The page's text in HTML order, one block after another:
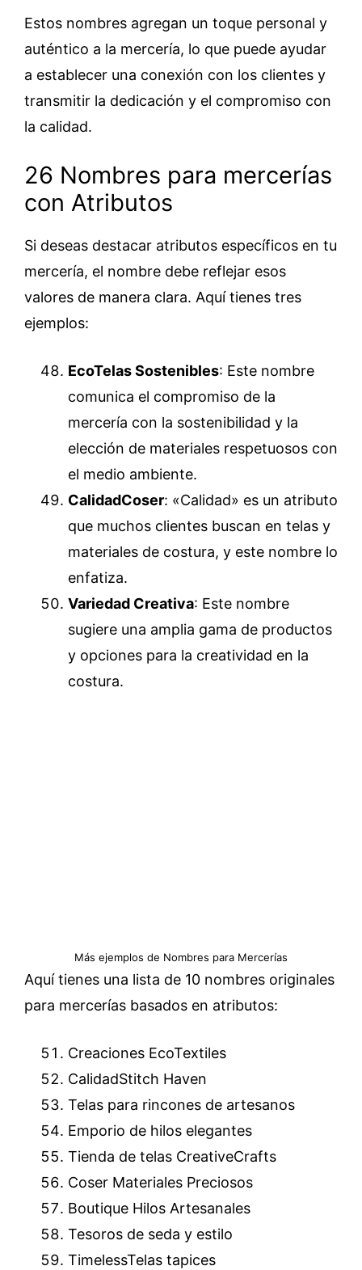
Estos nombres agregan un toque personal y
auténtico a la mercería, lo que puede ayudar
a establecer una conexión con los clientes y
transmitir la dedicación y el compromiso con
la calidad.
26 Nombres para mercerías
con Atributos
Si deseas destacar atributos específicos en tu
mercería, el nombre debe reflejar esos
valores de manera clara. Aquí tienes tres
ejemplos:
EcoTelas Sostenibles: Este nombre
comunica el compromiso de la
mercería con la sostenibilidad y la
elección de materiales respetuosos con
el medio ambiente.
CalidadCoser: «Calidad» es un atributo
que muchos clientes buscan en telas y
materiales de costura, y este nombre lo
enfatiza.
Variedad Creativa: Este nombre
sugiere una amplia gama de productos
y opciones para la creatividad en la
costura.
Más ejemplos de Nombres para Mercerías
Aquí tienes una lista de 10 nombres originales
para mercerías basados ​​en atributos:
Creaciones EcoTextiles
CalidadStitch Haven
Telas para rincones de artesanos
Emporio de hilos elegantes
Tienda de telas CreativeCrafts
Coser Materiales Preciosos
Boutique Hilos Artesanales
Tesoros de seda y estilo
TimelessTelas tapices